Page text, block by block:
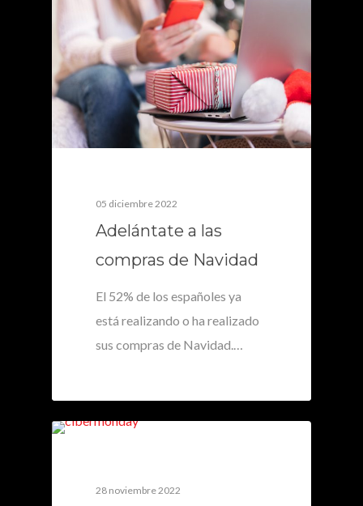
05 diciembre 2022
Adelántate a las
compras de Navidad
El 52% de los españoles ya
está realizando o ha realizado
sus compras de Navidad.…
28 noviembre 2022